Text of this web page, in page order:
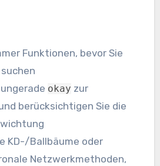
Funktionen, bevor Sie
okay zur
berücksichtigen Sie die
KD-/Ballbäume oder
Netzwerkmethoden,